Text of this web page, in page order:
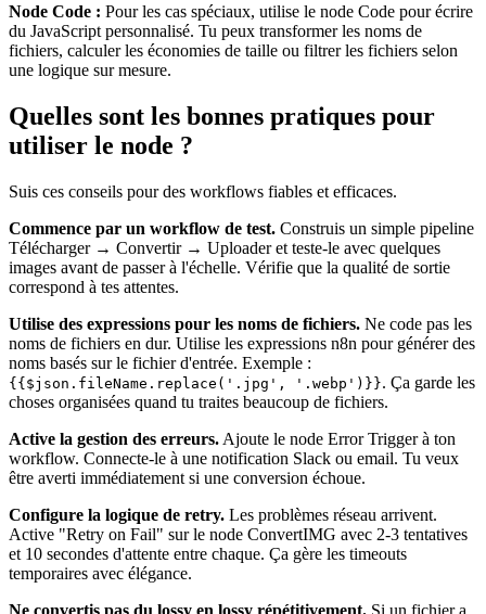
Node Code : Pour les cas spéciaux, utilise le node Code pour écrire
du JavaScript personnalisé. Tu peux transformer les noms de
fichiers, calculer les économies de taille ou filtrer les fichiers selon
une logique sur mesure.
Quelles sont les bonnes pratiques pour
utiliser le node ?
Suis ces conseils pour des workflows fiables et efficaces.
Commence par un workflow de test. Construis un simple pipeline
Télécharger → Convertir → Uploader et teste-le avec quelques
images avant de passer à l'échelle. Vérifie que la qualité de sortie
correspond à tes attentes.
Utilise des expressions pour les noms de fichiers. Ne code pas les
noms de fichiers en dur. Utilise les expressions n8n pour générer des
noms basés sur le fichier d'entrée. Exemple :
{{$json.fileName.replace('.jpg', '.webp')}}. Ça garde les
choses organisées quand tu traites beaucoup de fichiers.
Active la gestion des erreurs. Ajoute le node Error Trigger à ton
workflow. Connecte-le à une notification Slack ou email. Tu veux
être averti immédiatement si une conversion échoue.
Configure la logique de retry. Les problèmes réseau arrivent.
Active "Retry on Fail" sur le node ConvertIMG avec 2-3 tentatives
et 10 secondes d'attente entre chaque. Ça gère les timeouts
temporaires avec élégance.
Ne convertis pas du lossy en lossy répétitivement. Si un fichier a